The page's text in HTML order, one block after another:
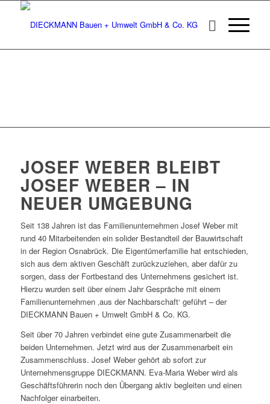
JOSEF WEBER BLEIBT
JOSEF WEBER – IN
NEUER UMGEBUNG
Seit 138 Jahren ist das Familienunternehmen Josef Weber mit
rund 40 Mitarbeitenden ein solider Bestandteil der Bauwirtschaft
in der Region Osnabrück. Die Eigentümerfamilie hat entschieden,
sich aus dem aktiven Geschäft zurückzuziehen, aber dafür zu
sorgen, dass der Fortbestand des Unternehmens gesichert ist.
Hierzu wurden seit über einem Jahr Gespräche mit einem
Familienunternehmen ‚aus der Nachbarschaft‘ geführt – der
DIECKMANN Bauen + Umwelt GmbH & Co. KG.
Seit über 70 Jahren verbindet eine gute Zusammenarbeit die
beiden Unternehmen. Jetzt wird aus der Zusammenarbeit ein
Zusammenschluss. Josef Weber gehört ab sofort zur
Unternehmensgruppe DIECKMANN. Eva-Maria Weber wird als
Geschäftsführerin noch den Übergang aktiv begleiten und einen
Nachfolger einarbeiten.